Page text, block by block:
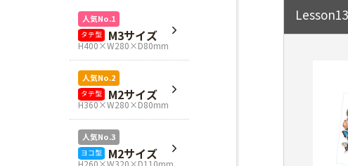
Lesson13
人気No.1
タテ型 M3サイズ
H400×W280×D80mm
人気No.2
タテ型 M2サイズ
H360×W280×D80mm
人気No.3
ヨコ型 M2サイズ
H260×W320×D110mm